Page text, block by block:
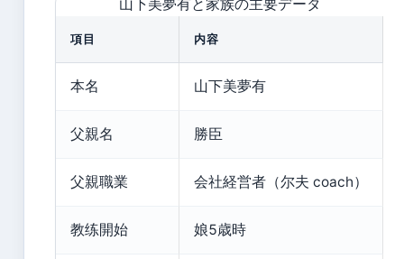
山下美夢有と家族の主要データ
項目 内容
本名 山下美夢有
父親名 勝臣
父親職業 会社経営者（尔夫 coach）
教练開始 娘5歳時